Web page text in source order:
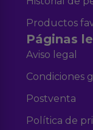
Productos
Páginas
Aviso legal
Condiciones
Postventa
Política de